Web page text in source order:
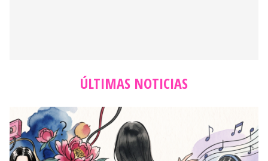
ÚLTIMAS NOTICIAS